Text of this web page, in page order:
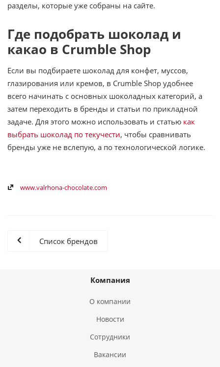
разделы, которые уже собраны на сайте.
Где подобрать шоколад и
какао в Crumble Shop
Если вы подбираете шоколад для конфет, муссов,
глазирования или кремов, в Crumble Shop удобнее
всего начинать с основных шоколадных категорий, а
затем переходить в бренды и статьи по прикладной
задаче. Для этого можно использовать и статью как
выбрать шоколад по текучести, чтобы сравнивать
бренды уже не вслепую, а по технологической логике.
www.valrhona-chocolate.com
Список брендов
Компания
О компании
Новости
Сотрудники
Вакансии